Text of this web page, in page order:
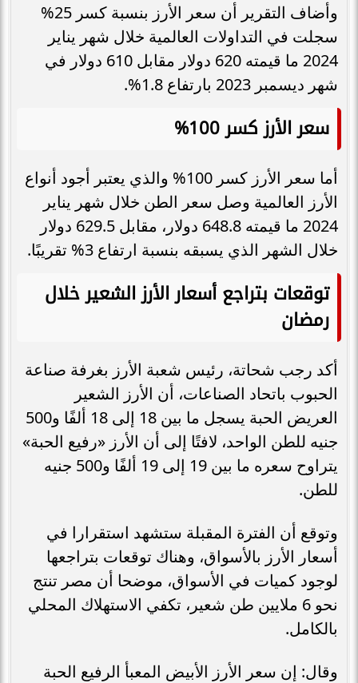
وأضاف التقرير أن سعر الأرز بنسبة كسر 25%
سجلت في التداولات العالمية خلال شهر يناير
2024 ما قيمته 620 دولار مقابل 610 دولار في
شهر ديسمبر 2023 بارتفاع 1.8%.
سعر الأرز كسر 100%
أما سعر الأرز كسر 100% والذي يعتبر أجود أنواع
الأرز العالمية وصل سعر الطن خلال شهر يناير
2024 ما قيمته 648.8 دولار، مقابل 629.5 دولار
خلال الشهر الذي يسبقه بنسبة ارتفاع 3% تقريبًا.
توقعات بتراجع أسعار الأرز الشعير خلال
رمضان
أكد رجب شحاتة، رئيس شعبة الأرز بغرفة صناعة
الحبوب باتحاد الصناعات، أن الأرز الشعير
العريض الحبة يسجل ما بين 18 إلى 18 ألفًا و500
جنيه للطن الواحد، لافتًا إلى أن الأرز «رفيع الحبة»
يتراوح سعره ما بين 19 إلى 19 ألفًا و500 جنيه
للطن.
وتوقع أن الفترة المقبلة ستشهد استقرارا في
أسعار الأرز بالأسواق، وهناك توقعات بتراجعها
لوجود كميات في الأسواق، موضحا أن مصر تنتج
نحو 6 ملايين طن شعير، تكفي الاستهلاك المحلي
بالكامل.
وقال: إن سعر الأرز الأبيض المعبأ الرفيع الحبة